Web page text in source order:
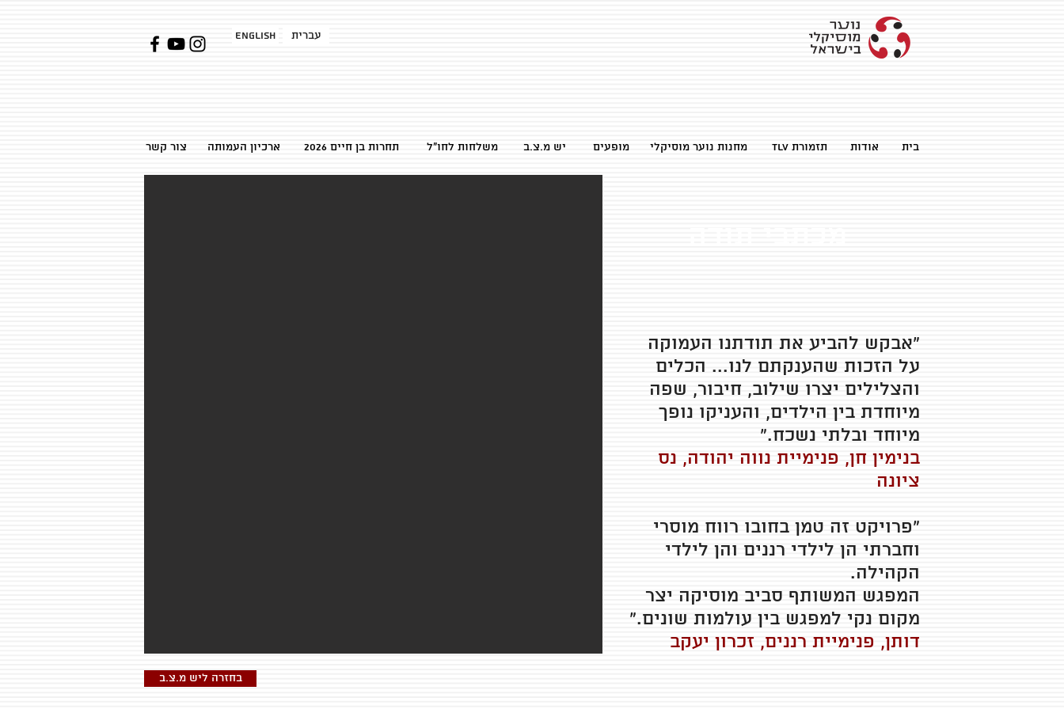
English עברית
צור קשר ארכיון העמותה 2026 תחרות בן חיים משלחות לחו״ל יש מ.צ.ב מופעים מחנות נוער מוסיקלי TLV תזמורת אודות בית
"אבקש להביע את תודתנו העמוקה
על הזכות שהענקתם לנו... הכלים
והצלילים יצרו שילוב, חיבור, שפה
מיוחדת בין הילדים, והעניקו נופך
מיוחד ובלתי נשכח."
בנימין חן, פנימיית נווה יהודה, נס
ציונה
"פרויקט זה טמן בחובו רווח מוסרי
וחברתי הן לילדי רננים והן לילדי
הקהילה.
המפגש המשותף סביב מוסיקה יצר
מקום נקי למפגש בין עולמות שונים."
דותן, פנימיית רננים, זכרון יעקב
בחזרה ליש מ.צ.ב